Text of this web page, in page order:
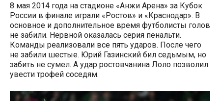
8 мая 2014 года на стадионе «Анжи Арена» за Кубок
России в финале играли «Ростов» и «Краснодар». В
основное и дополнительное время футболисты голов
не забили. Нервной оказалась серия пенальти.
Команды реализовали все пять ударов. После чего
не забили шестые. Юрий Газинский бил седьмым, но
забить не сумел. А удар ростовчанина Лоло позволил
увести трофей соседям.